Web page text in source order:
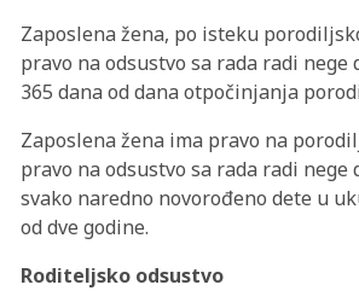
Zaposlena žena, po isteku
pravo na odsustvo sa rada radi nege
365 dana od dana otpočinjanja
Zaposlena žena ima pravo na
pravo na odsustvo sa rada radi nege
svako naredno novorođeno dete u
od dve godine.
Roditeljsko odsustvo